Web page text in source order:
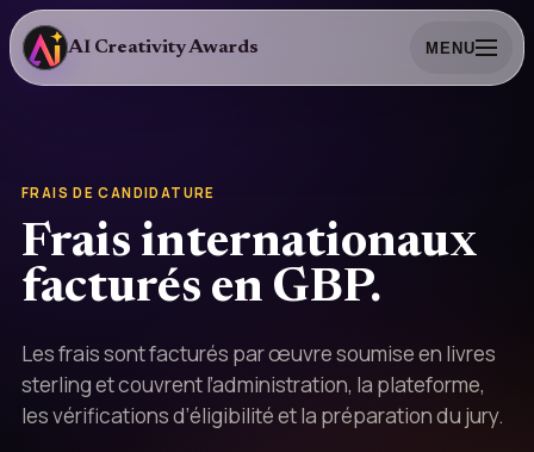
AI Creativity Awards MENU
FRAIS DE CANDIDATURE
Frais internationaux
facturés en GBP.
Les frais sont facturés par œuvre soumise en livres
sterling et couvrent l’administration, la plateforme,
les vérifications d’éligibilité et la préparation du jury.